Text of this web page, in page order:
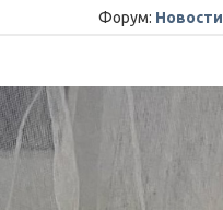
Форум: Новости